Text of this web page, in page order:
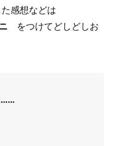
感想などは
をつけてどしどしお
……